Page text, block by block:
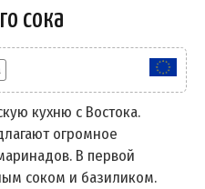
сока
кухню с Востока.
огромное
В первой
соком и базиликом.